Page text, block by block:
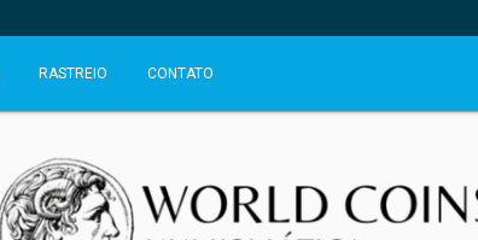
RASTREIO CONTATO